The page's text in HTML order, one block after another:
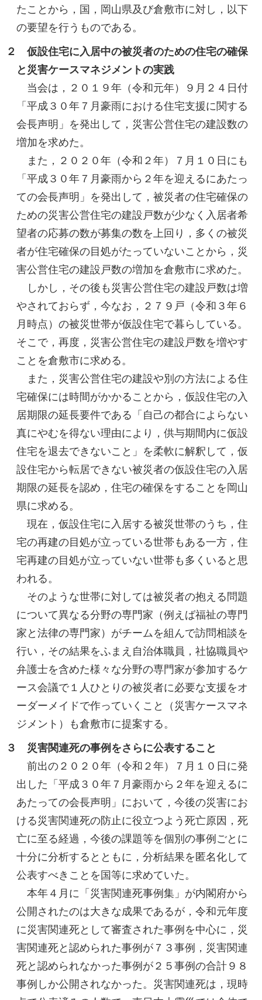
たことから，国，岡山県及び倉敷市に対し，以下
の要望を行うものである。
２ 仮設住宅に入居中の被災者のための住宅の確保
と災害ケースマネジメントの実践
当会は，２０１９年（令和元年）９月２４日付
「平成３０年７月豪雨における住宅支援に関する
会長声明」を発出して，災害公営住宅の建設数の
増加を求めた。
また，２０２０年（令和２年）７月１０日にも
「平成３０年７月豪雨から２年を迎えるにあたっ
ての会長声明」を発出して，被災者の住宅確保の
ための災害公営住宅の建設戸数が少なく入居者希
望者の応募の数が募集の数を上回り，多くの被災
者が住宅確保の目処がたっていないことから，災
害公営住宅の建設戸数の増加を倉敷市に求めた。
しかし，その後も災害公営住宅の建設戸数は増
やされておらず，今なお，２７９戸（令和３年６
月時点）の被災世帯が仮設住宅で暮らしている。
そこで，再度，災害公営住宅の建設戸数を増やす
ことを倉敷市に求める。
また，災害公営住宅の建設や別の方法による住
宅確保には時間がかかることから，仮設住宅の入
居期限の延長要件である「自己の都合によらない
真にやむを得ない理由により，供与期間内に仮設
住宅を退去できないこと」を柔軟に解釈して，仮
設住宅から転居できない被災者の仮設住宅の入居
期限の延長を認め，住宅の確保をすることを岡山
県に求める。
現在，仮設住宅に入居する被災世帯のうち，住
宅の再建の目処が立っている世帯もある一方，住
宅再建の目処が立っていない世帯も多くいると思
われる。
そのような世帯に対しては被災者の抱える問題
について異なる分野の専門家（例えば福祉の専門
家と法律の専門家）がチームを組んで訪問相談を
行い，その結果をふまえ自治体職員，社協職員や
弁護士を含めた様々な分野の専門家が参加するケ
ース会議で１人ひとりの被災者に必要な支援をオ
ーダーメイドで作っていくこと（災害ケースマネ
ジメント）も倉敷市に提案する。
３ 災害関連死の事例をさらに公表すること
前出の２０２０年（令和２年）７月１０日に発
出した「平成３０年７月豪雨から２年を迎えるに
あたっての会長声明」において，今後の災害にお
ける災害関連死の防止に役立つよう死亡原因，死
亡に至る経過，今後の課題等を個別の事例ごとに
十分に分析するとともに，分析結果を匿名化して
公表すべきことを国等に求めていた。
本年４月に「災害関連死事例集」が内閣府から
公開されたのは大きな成果であるが，令和元年度
に災害関連死として審査された事例を中心に，災
害関連死と認められた事例が７３事例，災害関連
死と認められなかった事例が２５事例の合計９８
事例しか公開されなかった。災害関連死は，現時